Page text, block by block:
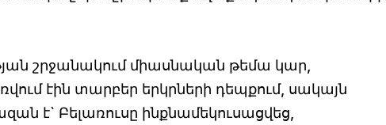
շրջանակում միասնական թեմա կար,
էին տարբեր երկրների դեպքում, սակայն
է` Բելառուսը ինքնամեկուսացվեց,